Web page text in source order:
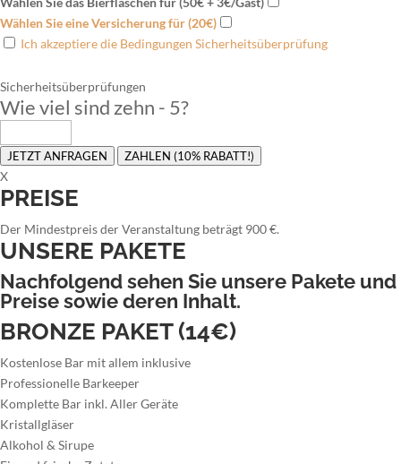
Wählen Sie eine Versicherung für (20€)
Ich akzeptiere die Bedingungen Sicherheitsüberprüfung
Sicherheitsüberprüfungen
Wie viel sind zehn - 5?
JETZT ANFRAGEN ZAHLEN (10% RABATT!)
X
PREISE
Der Mindestpreis der Veranstaltung beträgt 900 €.
UNSERE PAKETE
Nachfolgend sehen Sie unsere Pakete und
Preise sowie deren Inhalt.
BRONZE PAKET (14€)
Kostenlose Bar mit allem inklusive
Professionelle Barkeeper
Komplette Bar inkl. Aller Geräte
Kristallgläser
Alkohol & Sirupe